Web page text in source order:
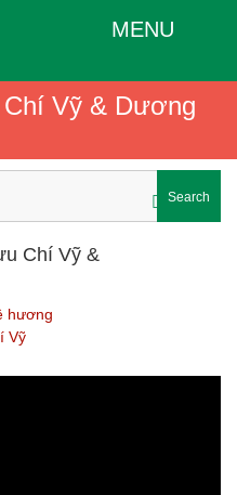
MENU
Vỹ & Dương
Search
Chí Vỹ &
hương
Vỹ